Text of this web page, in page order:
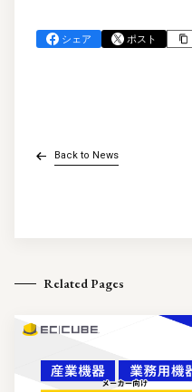
シェア ポスト
Back to News
Related Pages